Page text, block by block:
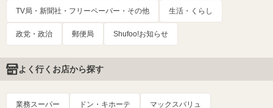
TV局・新聞社・フリーペーパー・その他 生活・くらし
政党・政治 郵便局 Shufoo!お知らせ
よく行くお店から探す
業務スーパー ドン・キホーテ マックスバリュ